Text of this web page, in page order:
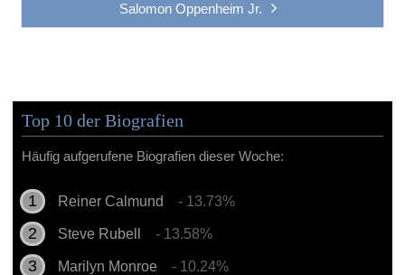
Salomon Oppenheim Jr.
Top 10 der Biografien
Häufig aufgerufene Biografien dieser Woche:
Reiner Calmund - 13.73%
Steve Rubell - 13.58%
Marilyn Monroe - 10.24%